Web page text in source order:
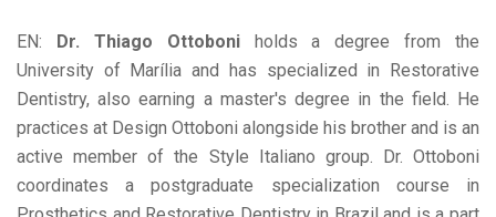
EN: Dr. Thiago Ottoboniholds a degree from the
University of Marília and has specialized in Restorative
Dentistry, also earning a master's degree in the field. He
practices at Design Ottoboni alongside his brother and is an
active member of the Style Italiano group. Dr. Ottoboni
coordinates a postgraduate specialization course in